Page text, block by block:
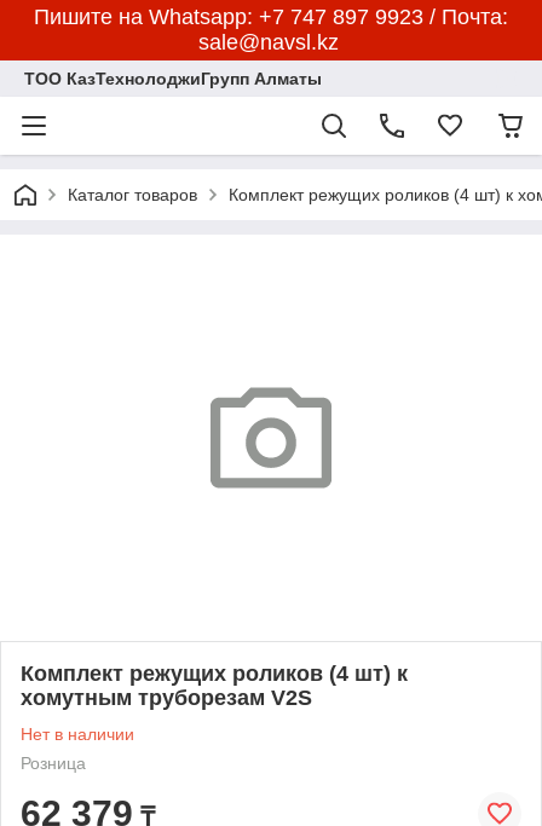
Пишите на Whatsapp: +7 747 897 9923 / Почта:
sale@navsl.kz
ТОО КазТехнолоджиГрупп Алматы
Каталог товаров Комплект режущих роликов (4 шт) к
Комплект режущих роликов (4 шт) к
хомутным труборезам V2S
Нет в наличии
Розница
62 379 ₸